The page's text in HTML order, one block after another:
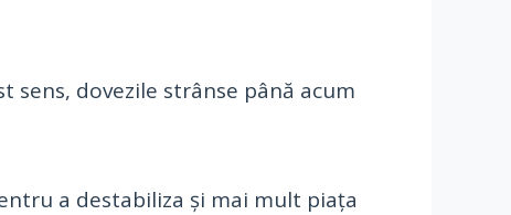
sens, dovezile strânse până acum
a destabiliza și mai mult piața